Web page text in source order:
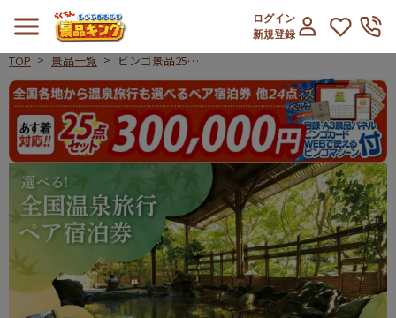
ログイン
新規登録
TOP 景品一覧
ビンゴ景品25点
セット【全国各地
から温泉旅行も選
べるペア宿泊券/
豪華ディナークル
ーズ ペアチケッ
ト 他】A3パネ
料無料>
ビンゴ景品25点セット【全国各地